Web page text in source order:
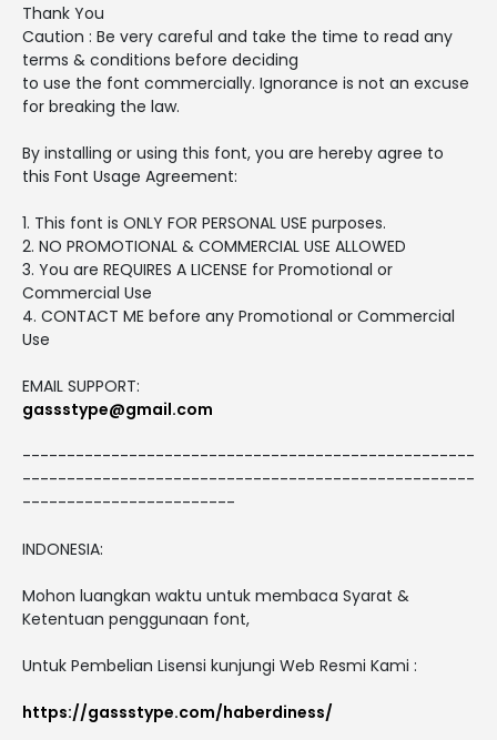
Thank You
Caution : Be very careful and take the time to read any
terms & conditions before deciding
to use the font commercially. Ignorance is not an excuse
for breaking the law.
By installing or using this font, you are hereby agree to
this Font Usage Agreement:
1. This font is ONLY FOR PERSONAL USE purposes.
2. NO PROMOTIONAL & COMMERCIAL USE ALLOWED
3. You are REQUIRES A LICENSE for Promotional or
Commercial Use
4. CONTACT ME before any Promotional or Commercial
Use
EMAIL SUPPORT:
gassstype@gmail.com
---------------------------------------------------
---------------------------------------------------
------------------------
INDONESIA:
Mohon luangkan waktu untuk membaca Syarat &
Ketentuan penggunaan font,
Untuk Pembelian Lisensi kunjungi Web Resmi Kami :
https://gassstype.com/haberdiness/